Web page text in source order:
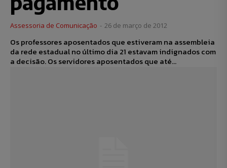
Assessoria de Comunicação - 26 de março de 2012
Os professores aposentados que estiveram na assembleia
da rede estadual no último dia 21 estavam indignados com
a decisão. Os servidores aposentados que até...